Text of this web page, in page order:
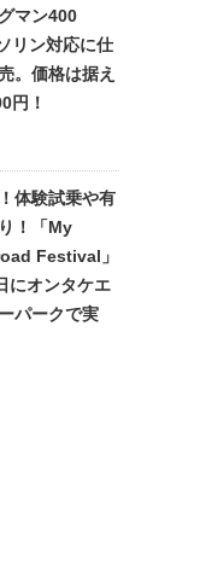
マン400
リン対応に仕
。価格は据え
円！
体験試乗や有
！「My
Festival」
にオンタケエ
パークで実